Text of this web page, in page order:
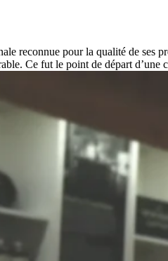
reconnue pour la qualité de ses
Ce fut le point de départ